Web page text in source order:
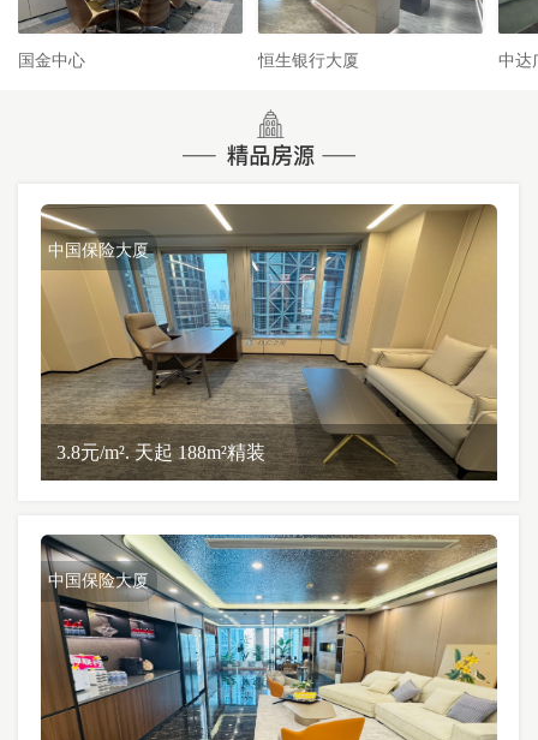
国金中心 恒生银行大厦 中达
中国保险大厦
3.8元/m². 天起 188m²精装
中国保险大厦